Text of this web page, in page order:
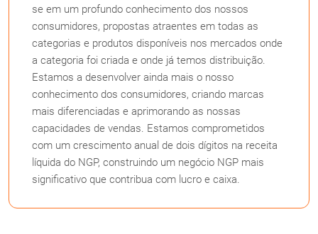
se em um profundo conhecimento dos nossos
consumidores, propostas atraentes em todas as
categorias e produtos disponíveis nos mercados onde
a categoria foi criada e onde já temos distribuição.
Estamos a desenvolver ainda mais o nosso
conhecimento dos consumidores, criando marcas
mais diferenciadas e aprimorando as nossas
capacidades de vendas. Estamos comprometidos
com um crescimento anual de dois dígitos na receita
líquida do NGP, construindo um negócio NGP mais
significativo que contribua com lucro e caixa.